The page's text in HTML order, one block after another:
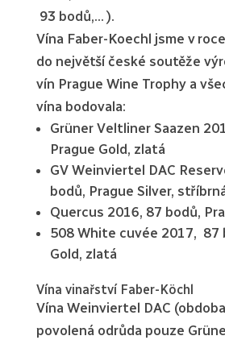
93 bodů,… ).
Vína Faber-Koechl jsme v
do největší české soutěže
vín Prague Wine Trophy a
vína bodovala:
Grüner Veltliner Saazen
Prague Gold, zlatá
GV Weinviertel DAC
bodů, Prague Silver,
Quercus 2016, 87 bodů,
508 White cuvée 2017, 87
Gold, zlatá
Vína vinařství Faber-Köchl
Vína Weinviertel DAC
povolená odrůda pouze